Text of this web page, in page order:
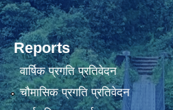
Reports
वार्षिक प्रगति प्रतिवेदन
चौमासिक प्रगति प्रतिवेदन